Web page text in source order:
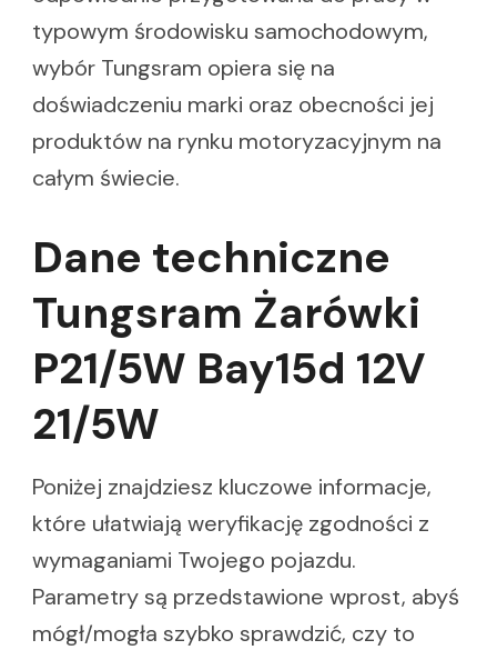
typowym środowisku samochodowym,
wybór Tungsram opiera się na
doświadczeniu marki oraz obecności jej
produktów na rynku motoryzacyjnym na
całym świecie.
Dane techniczne
Tungsram Żarówki
P21/5W Bay15d 12V
21/5W
Poniżej znajdziesz kluczowe informacje,
które ułatwiają weryfikację zgodności z
wymaganiami Twojego pojazdu.
Parametry są przedstawione wprost, abyś
mógł/mogła szybko sprawdzić, czy to